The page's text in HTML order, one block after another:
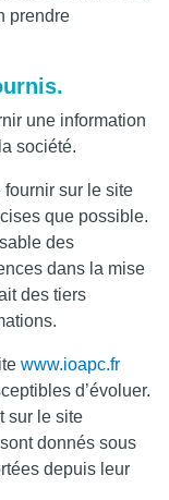
prendre
une information
société.
sur le site
que possible.
des
dans la mise
des tiers
www.ioapc.fr
d’évoluer.
sur le site
donnés sous
depuis leur